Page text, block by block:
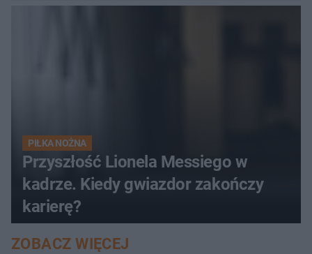
PIŁKA NOŻNA
Przyszłość Lionela Messiego w
kadrze. Kiedy gwiazdor zakończy
karierę?
ZOBACZ WIĘCEJ